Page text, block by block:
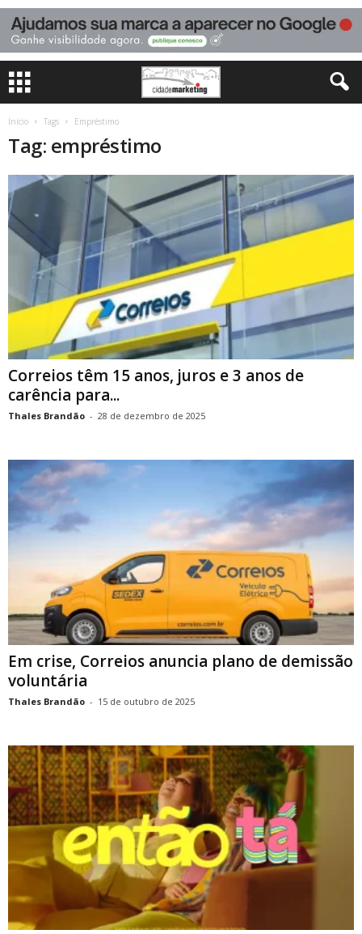
Início Tags Empréstimo
Tag: empréstimo
Correios têm 15 anos, juros e 3 anos de
carência para...
Thales Brandão - 28 de dezembro de 2025
Em crise, Correios anuncia plano de demissão
voluntária
Thales Brandão - 15 de outubro de 2025